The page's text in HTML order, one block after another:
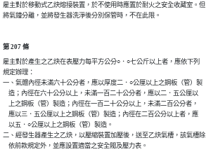
雇主對於移動式乙炔熔接裝置，於不使用時應置於耐火之安全收藏室。但
將氣鐘分離，並將發生器洗淨後分別保管時，不在此限。
第 207 條
雇主對於產生之乙炔在表壓力每平方公分○．○七公斤以上者，應依下列
規定辦理：
一、氣體內徑未滿六十公分者，應以厚度二．○公厘以上之鋼板（管）製
    造；內徑在六十公分以上，未滿一百二十公分者，應以二．五公厘以
    上之鋼板（管）製造；內徑在一百二十公分以上，未滿二百公分者，
    應以三．五公厘以上之鋼板（管）製造；內徑在二百公分以上者，應
    以五．○公厘以上之鋼板（管）製造。
二、經發生器產生之乙炔，以壓縮裝置加壓後，送至乙炔氣槽，該氣槽除
    依前款規定外，並應設置適當之安全閥及壓力表。